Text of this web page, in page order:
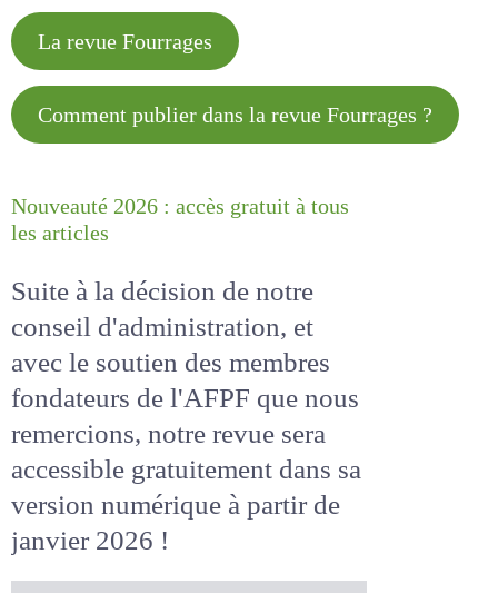
La revue Fourrages
Comment publier dans la revue
Nouveauté 2026 : accès gratuit à
Suite à la décision de notre
conseil d'administration, et
avec le soutien des membres
fondateurs de l'AFPF que nous
remercions, notre revue sera
accessiblegratuitementdans
sa version numérique
de janvier 2026 !